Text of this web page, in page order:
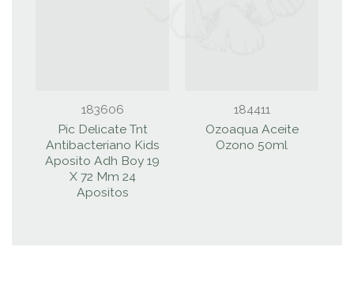
183606
Pic Delicate Tnt
Antibacteriano Kids
Aposito Adh Boy 19
X 72 Mm 24
Apositos
184411
Ozoaqua Aceite
Ozono 50ml